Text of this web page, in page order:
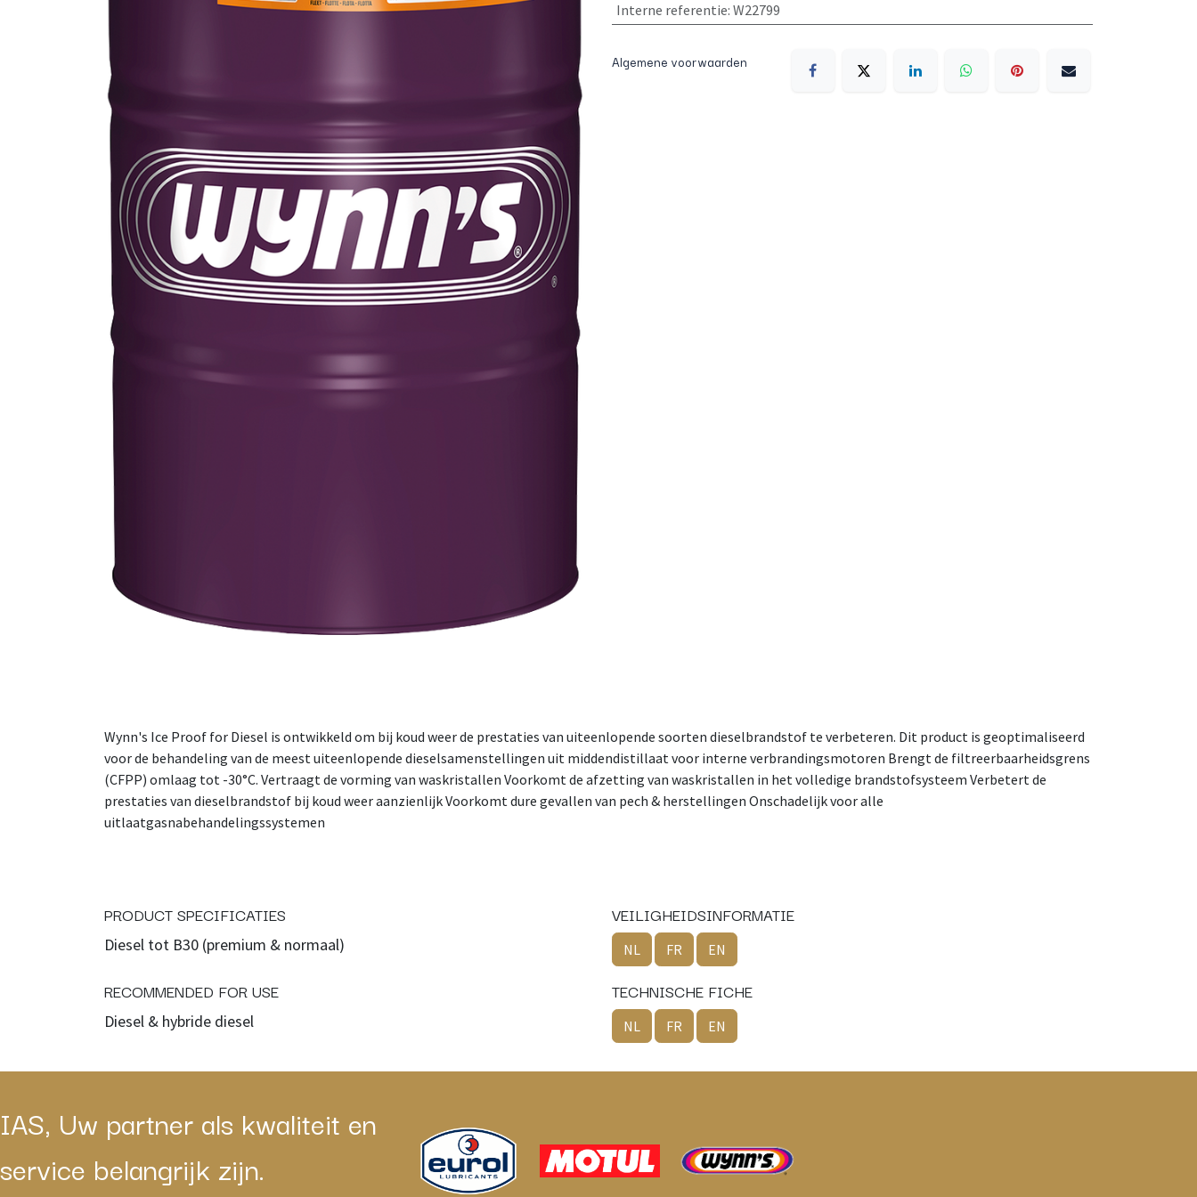
Interne referentie: W22799
Algemene voorwaarden
Wynn's Ice Proof for Diesel is ontwikkeld om bij koud weer de prestaties van uiteenlopende soorten dieselbrandstof te verbeteren. Dit product is geoptimaliseerd
voor de behandeling van de meest uiteenlopende dieselsamenstellingen uit middendistillaat voor interne verbrandingsmotoren Brengt de filtreerbaarheidsgrens
(CFPP) omlaag tot -30°C. Vertraagt de vorming van waskristallen Voorkomt de afzetting van waskristallen in het volledige brandstofsysteem Verbetert de
prestaties van dieselbrandstof bij koud weer aanzienlijk Voorkomt dure gevallen van pech & herstellingen Onschadelijk voor alle
uitlaatgasnabehandelingssystemen
PRODUCT SPECIFICATIES
Diesel tot B30 (premium & normaal)
VEILIGHEIDSINFORMATIE
NL FR EN
RECOMMENDED FOR USE
Diesel & hybride diesel
TECHNISCHE FICHE
NL FR EN
IAS, Uw partner als kwaliteit en
service belangrijk zijn.